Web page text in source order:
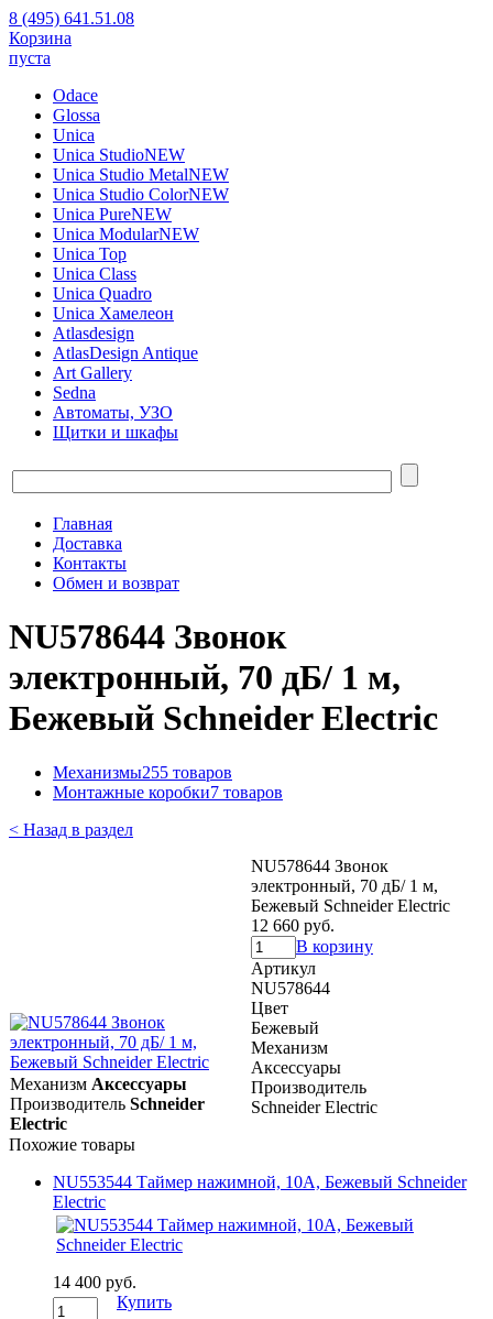
8 (495) 641.51.08
Корзина
пуста
Odace
Glossa
Unica
Unica StudioNEW
Unica Studio MetalNEW
Unica Studio ColorNEW
Unica PureNEW
Unica ModularNEW
Unica Top
Unica Class
Unica Quadro
Unica Хамелеон
Atlasdesign
AtlasDesign Antique
Art Gallery
Sedna
Автоматы, УЗО
Щитки и шкафы
Главная
Доставка
Контакты
Обмен и возврат
NU578644 Звонок
электронный, 70 дБ/ 1 м,
Бежевый Schneider Electric
Механизмы255 товаров
Монтажные коробки7 товаров
< Назад в раздел
NU578644 Звонок
электронный, 70 дБ/ 1 м,
Бежевый Schneider Electric
12 660 руб.
В корзину
Артикул
NU578644
Цвет
Бежевый
Механизм
Аксессуары
Производитель
Schneider Electric
Механизм Аксессуары
Производитель Schneider
Electric
Похожие товары
NU553544 Таймер нажимной, 10А, Бежевый Schneider
Electric
14 400 руб.
Купить